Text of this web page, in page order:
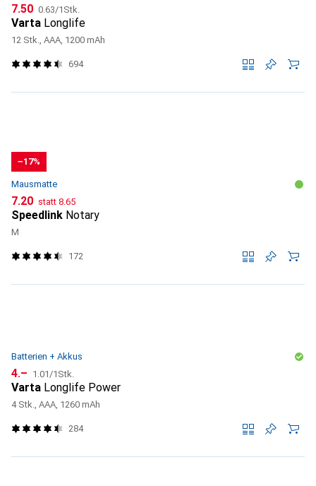
CHF
7.50 CHF
0.63/1Stk.
Varta Longlife
12 Stk., AAA, 1200 mAh
694
−17%
Mausmatte
CHF
7.20 statt CHF
8.65
Speedlink Notary
M
172
Batterien + Akkus
CHF
4.– CHF
1.01 /1Stk.
Varta Longlife Power
4 Stk., AAA, 1260 mAh
284